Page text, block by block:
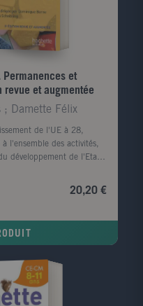
Permanences et
revue et augmentée
; Damette Félix
de l'UE à 28,
à l'ensemble des activités,
développement de l'Etat-
supranationales. Nous
d'échelle des problèmes
aux étudiants en
des classes
professeurs d'histoire-
20,20 €